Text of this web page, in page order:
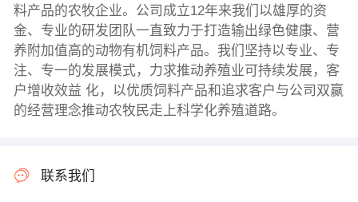
料产品的农牧企业。公司成立12年来我们以雄厚的资
金、专业的研发团队一直致力于打造输出绿色健康、营
养附加值高的动物有机饲料产品。我们坚持以专业、专
注、专一的发展模式，力求推动养殖业可持续发展，客
户增收效益 化，以优质饲料产品和追求客户与公司双赢
的经营理念推动农牧民走上科学化养殖道路。
联系我们